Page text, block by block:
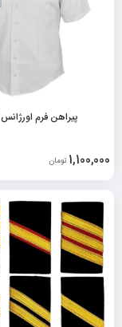
پیراهن فرم اورژانس 115
1,100,000 تومان